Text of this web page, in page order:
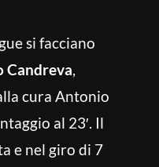
si facciano
Candreva,
cura Antonio
al 23′. Il
e nel giro di 7